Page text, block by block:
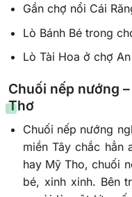
Gần chợ nổi Cái
Lò Bánh Bé trong
Lò Tài Hoa ở chợ
Chuối nếp nướng
Thơ
Chuối nếp nướng
miền Tây chắc hẳn
hay Mỹ Tho, chuối
bé, xinh xinh. Bên